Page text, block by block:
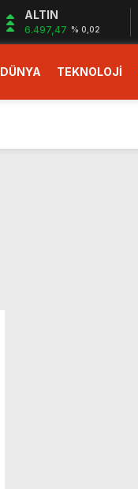
ALTIN
6.497,47 % 0,02
DÜNYA TEKNOLOJİ